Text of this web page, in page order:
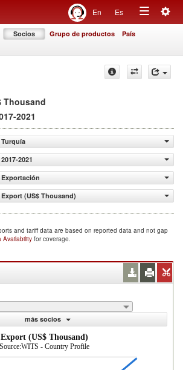
En Es
Toggle
Socios Grupo de productos País
Thousand
2021
Turquía
2017-2021
Exportación
Export (US$ Thousand)
and tariff data are based on reported data and not gap
Availability for coverage.
más socios
Export (US$ Thousand)
Source:WITS - Country Profile